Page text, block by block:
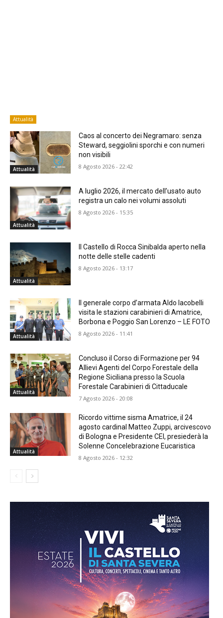
Attualità
Attualità
Caos al concerto dei Negramaro: senza
Steward, seggiolini sporchi e con numeri
non visibili
8 Agosto 2026 - 22:42
Attualità
A luglio 2026, il mercato dell’usato auto
registra un calo nei volumi assoluti
8 Agosto 2026 - 15:35
Attualità
Il Castello di Rocca Sinibalda aperto nella
notte delle stelle cadenti
8 Agosto 2026 - 13:17
Attualità
Il generale corpo d’armata Aldo Iacobelli
visita le stazioni carabinieri di Amatrice,
Borbona e Poggio San Lorenzo – LE FOTO
8 Agosto 2026 - 11:41
Attualità
Concluso il Corso di Formazione per 94
Allievi Agenti del Corpo Forestale della
Regione Siciliana presso la Scuola
Forestale Carabinieri di Cittaducale
7 Agosto 2026 - 20:08
Attualità
Ricordo vittime sisma Amatrice, il 24
agosto cardinal Matteo Zuppi, arcivescovo
di Bologna e Presidente CEI, presiederà la
Solenne Concelebrazione Eucaristica
8 Agosto 2026 - 12:32